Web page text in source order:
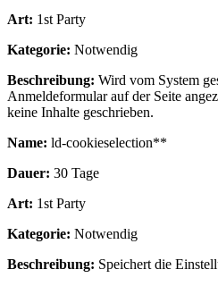
Art: 1st Party
Kategorie: Notwendig
Beschreibung: Wird vom System
Anmeldeformular auf der Seite
keine Inhalte geschrieben.
Name: ld-cookieselection**
Dauer: 30 Tage
Art: 1st Party
Kategorie: Notwendig
Beschreibung: Speichert die